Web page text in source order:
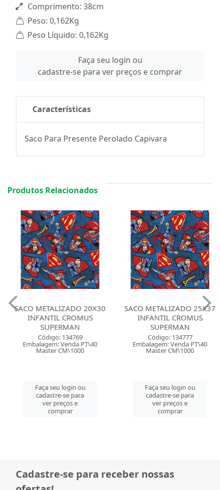
Comprimento: 38cm
Peso: 0,162Kg
Peso Líquido: 0,162Kg
Faça seu login ou
cadastre-se para ver preços e comprar
Características
Saco Para Presente Perolado Capivara
Produtos Relacionados
SACO METALIZADO 20X30
INFANTIL CROMUS
SUPERMAN
Código: 134769
Embalagem: Venda PT\40
Master CM\1000
Faça seu login ou
cadastre-se para
ver preços e
comprar
SACO METALIZADO 25X37
INFANTIL CROMUS
SUPERMAN
Código: 134777
Embalagem: Venda PT\40
Master CM\1000
Faça seu login ou
cadastre-se para
ver preços e
comprar
Cadastre-se para receber nossas